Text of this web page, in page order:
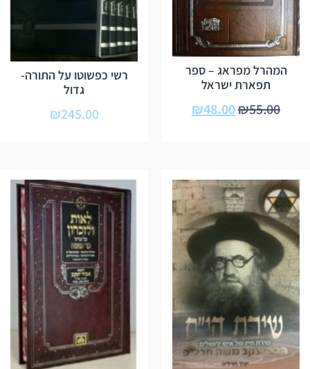
המהרל מפראג – ספר
תפארת ישראל
₪55.00
₪48.00
רשי כפשוטו על התורה-
גדול
₪245.00